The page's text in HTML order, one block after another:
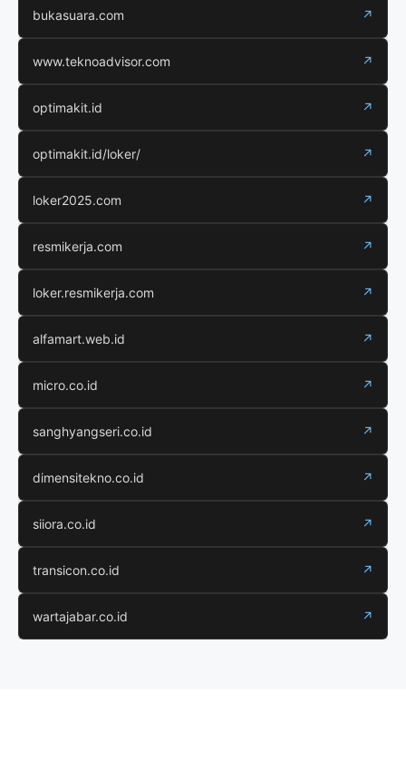
bukasuara.com ↗
www.teknoadvisor.com ↗
optimakit.id ↗
optimakit.id/loker/ ↗
loker2025.com ↗
resmikerja.com ↗
loker.resmikerja.com ↗
alfamart.web.id ↗
micro.co.id ↗
sanghyangseri.co.id ↗
dimensitekno.co.id ↗
siiora.co.id ↗
transicon.co.id ↗
wartajabar.co.id ↗